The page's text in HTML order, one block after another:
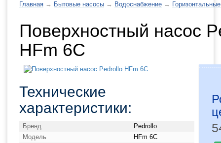
Главная → Бытовые насосы → Водоснабжение →
Поверхностный насос
HFm 6C
Технические
характеристики:
Бренд
Pedrollo
Модель
HFm 6C